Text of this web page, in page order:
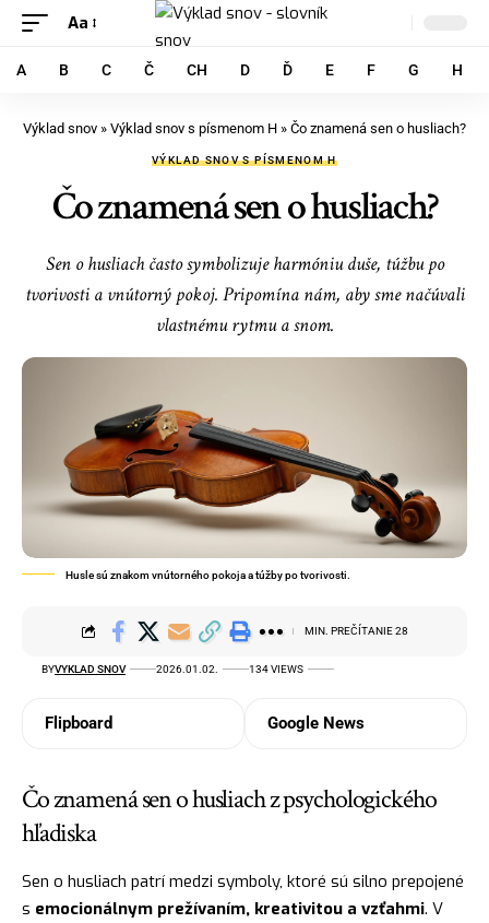
Aa
A B C Č CH D Ď E F G H
Výklad snov » Výklad snov s písmenom H » Čo znamená sen o husliach?
VÝKLAD SNOV S PÍSMENOM H
Čo znamená sen o husliach?
Sen o husliach často symbolizuje harmóniu duše, túžbu po
tvorivosti a vnútorný pokoj. Pripomína nám, aby sme načúvali
vlastnému rytmu a snom.
Husle sú znakom vnútorného pokoja a túžby po tvorivosti.
BYVYKLAD SNOV 2026.01.02. 134 VIEWS
MIN. PREČÍTANIE 28
Flipboard Google News
Čo znamená sen o husliach z psychologického
hľadiska
Sen o husliach patrí medzi symboly, ktoré sú silno prepojené
s emocionálnym prežívaním, kreativitou a vzťahmi. V